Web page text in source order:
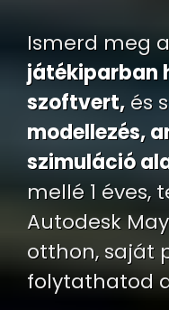
Ismerd meg a
játékiparban
szoftvert, és
modellezés,
szimuláció
mellé 1 éves,
Autodesk
otthon, saját
folytathatod